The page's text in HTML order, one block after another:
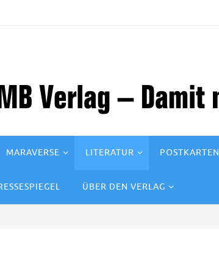
MARAVERSE LITERATUR POSTKARTEN
ÜBER DEN VERLAG